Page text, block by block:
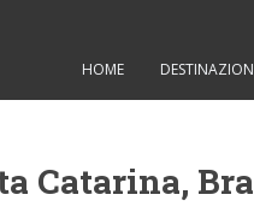
HOME
Catarina,